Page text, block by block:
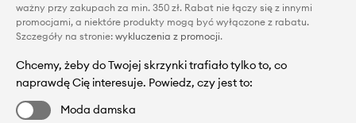
ważny przy zakupach za min. 350 zł. Rabat nie łączy się z innymi
promocjami, a niektóre produkty mogą być wyłączone z rabatu.
Szczegóły na stronie: wykluczenia z promocji.
Chcemy, żeby do Twojej skrzynki trafiało tylko to, co
naprawdę Cię interesuje. Powiedz, czy jest to:
Moda damska